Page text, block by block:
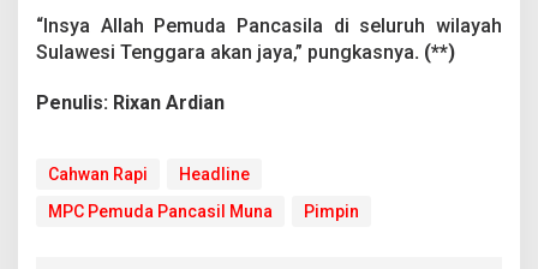
“Insya Allah Pemuda Pancasila di seluruh wilayah
Sulawesi Tenggara akan jaya,” pungkasnya. (**)
Penulis: Rixan Ardian
Cahwan Rapi
Headline
MPC Pemuda Pancasil Muna
Pimpin